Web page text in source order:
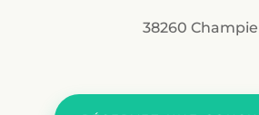
38260